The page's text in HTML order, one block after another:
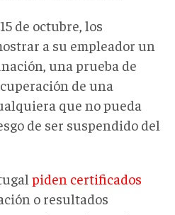
de octubre, los
a su empleador un
una prueba de
de una
que no pueda
de ser suspendido del
piden certificados
o resultados